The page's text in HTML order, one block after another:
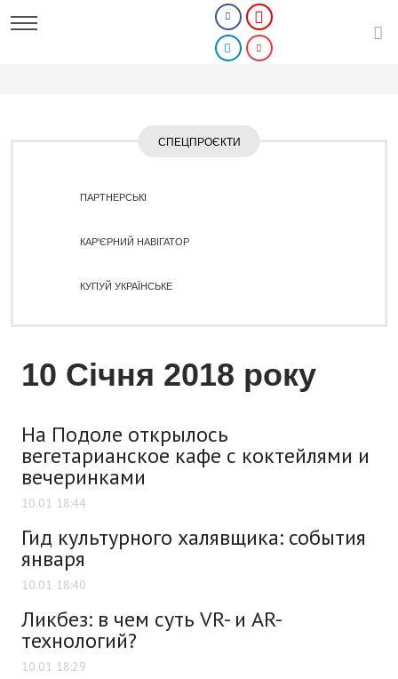
СПЕЦПРОЄКТИ
ПАРТНЕРСЬКІ
КАР'ЄРНИЙ НАВІГАТОР
КУПУЙ УКРАЇНСЬКЕ
10 Січня 2018 року
На Подоле открылось
вегетарианское кафе с коктейлями и
вечеринками
10.01 18:44
Гид культурного халявщика: события
января
10.01 18:40
Ликбез: в чем суть VR- и AR-
технологий?
10.01 18:29